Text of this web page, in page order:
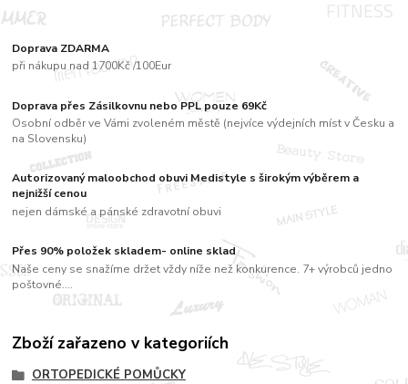
Doprava ZDARMA
při nákupu nad 1700Kč /100Eur
Doprava přes Zásilkovnu nebo PPL pouze 69Kč
Osobní odběr ve Vámi zvoleném městě (nejvíce výdejních míst v Česku a
na Slovensku)
Autorizovaný maloobchod obuvi Medistyle s širokým výběrem a
nejnižší cenou
nejen dámské a pánské zdravotní obuvi
Přes 90% položek skladem- online sklad
Naše ceny se snažíme držet vždy níže než konkurence. 7+ výrobců jedno
poštovné....
Zboží zařazeno v kategoriích
ORTOPEDICKÉ POMŮCKY